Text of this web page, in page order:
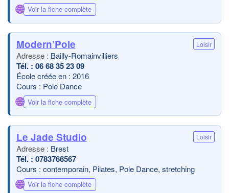
🌐 Voir la fiche complète
Modern’Pole Loisir
Bailly-Romainvilliers
06 68 35 23 09
École créée en : 2016
Cours : Pole Dance
🌐 Voir la fiche complète
Le Jade Studio Loisir
Brest
0783766567
Cours : contemporain, Pilates, Pole Dance, stretching
🌐 Voir la fiche complète